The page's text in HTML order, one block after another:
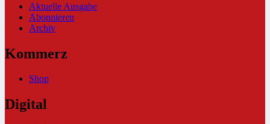
Aktuelle Ausgabe
Abonnieren
Archiv
Kommerz
Shop
Digital